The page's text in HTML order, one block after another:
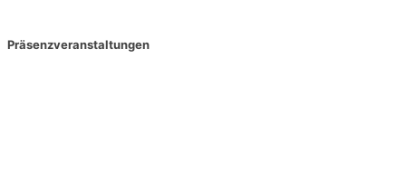
Präsenzveranstaltungen